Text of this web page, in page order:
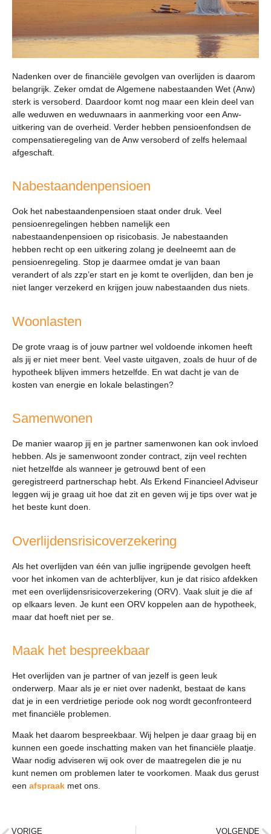
Nadenken over de financiële gevolgen van overlijden is daarom
belangrijk. Zeker omdat de Algemene nabestaanden Wet (Anw)
sterk is versoberd. Daardoor komt nog maar een klein deel van
alle weduwen en weduwnaars in aanmerking voor een Anw-
uitkering van de overheid. Verder hebben pensioenfondsen de
compensatieregeling van de Anw versoberd of zelfs helemaal
afgeschaft.
Nabestaandenpensioen
Ook het nabestaandenpensioen staat onder druk. Veel
pensioenregelingen hebben namelijk een
nabestaandenpensioen op risicobasis. Je nabestaanden
hebben recht op een uitkering zolang je deelneemt aan de
pensioenregeling. Stop je daarmee omdat je van baan
verandert of als zzp’er start en je komt te overlijden, dan ben je
niet langer verzekerd en krijgen jouw nabestaanden dus niets.
Woonlasten
De grote vraag is of jouw partner wel voldoende inkomen heeft
als jij er niet meer bent. Veel vaste uitgaven, zoals de huur of de
hypotheek blijven immers hetzelfde. En wat dacht je van de
kosten van energie en lokale belastingen?
Samenwonen
De manier waarop jij en je partner samenwonen kan ook invloed
hebben. Als je samenwoont zonder contract, zijn veel rechten
niet hetzelfde als wanneer je getrouwd bent of een
geregistreerd partnerschap hebt. Als Erkend Financieel Adviseur
leggen wij je graag uit hoe dat zit en geven wij je tips over wat je
het beste kunt doen.
Overlijdensrisicoverzekering
Als het overlijden van één van jullie ingrijpende gevolgen heeft
voor het inkomen van de achterblijver, kun je dat risico afdekken
met een overlijdensrisicoverzekering (ORV). Vaak sluit je die af
op elkaars leven. Je kunt een ORV koppelen aan de hypotheek,
maar dat hoeft niet per se.
Maak het bespreekbaar
Het overlijden van je partner of van jezelf is geen leuk
onderwerp. Maar als je er niet over nadenkt, bestaat de kans
dat je in een verdrietige periode ook nog wordt geconfronteerd
met financiële problemen.
Maak het daarom bespreekbaar. Wij helpen je daar graag bij en
kunnen een goede inschatting maken van het financiële plaatje.
Waar nodig adviseren wij ook over de maatregelen die je nu
kunt nemen om problemen later te voorkomen. Maak dus gerust
een afspraak met ons.
VORIGE VOLGENDE